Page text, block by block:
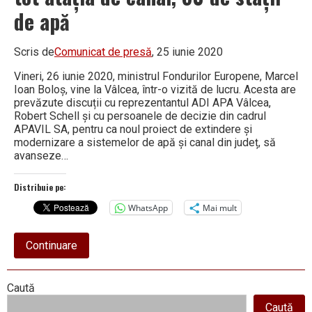
de apă
Scris deComunicat de presă, 25 iunie 2020
Vineri, 26 iunie 2020, ministrul Fondurilor Europene, Marcel
Ioan Boloș, vine la Vâlcea, într-o vizită de lucru. Acesta are
prevăzute discuții cu reprezentantul ADI APA Vâlcea,
Robert Schell și cu persoanele de decizie din cadrul
APAVIL SA, pentru ca noul proiect de extindere și
modernizare a sistemelor de apă și canal din județ, să
avanseze…
Distribuie pe:
WhatsApp
Mai mult
Continuareabout
1.000
de
Right
Caută
Caută